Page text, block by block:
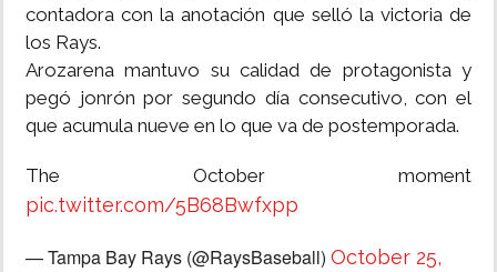
contadora con la anotación que selló la victoria de
los Rays.
Arozarena mantuvo su calidad de protagonista y
pegó jonrón por segundo día consecutivo, con el
que acumula nueve en lo que va de postemporada.
The October moment
pic.twitter.com/5B68Bwfxpp
— Tampa Bay Rays (@RaysBaseball) October 25,